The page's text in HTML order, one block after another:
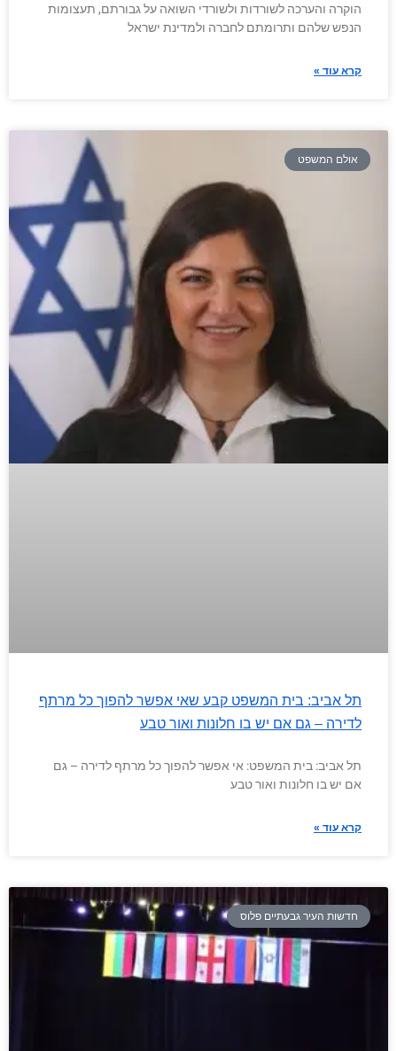
הוקרה והערכה לשורדות ולשורדי השואה על גבורתם, תעצומות
הנפש שלהם ותרומתם לחברה ולמדינת ישראל
קרא עוד »
אולם המשפט
תל אביב: בית המשפט קבע שאי אפשר להפוך כל מרתף
לדירה – גם אם יש בו חלונות ואור טבע
תל אביב: בית המשפט: אי אפשר להפוך כל מרתף לדירה – גם
אם יש בו חלונות ואור טבע
קרא עוד »
חדשות העיר גבעתיים פלוס